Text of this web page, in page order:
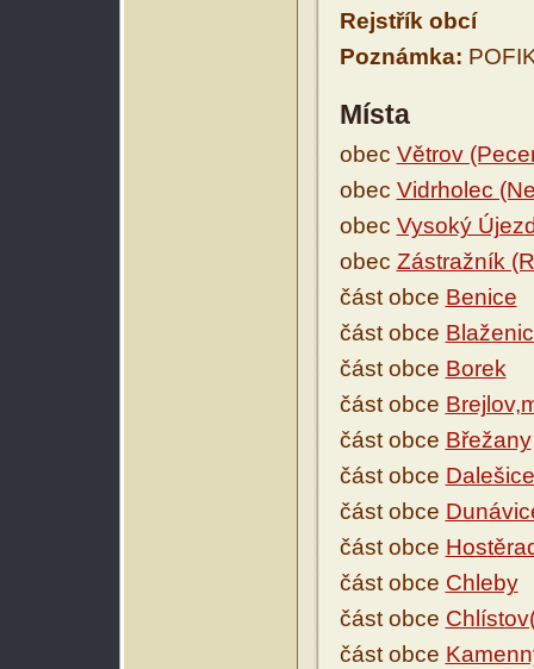
Rejstřík obcí
Poznámka:
Místa
obec Větrov
obec Vidrholec
obec Vysoký
obec Zástražník
část obce Benice
část obce
část obce Borek
část obce
část obce Břežany
část obce Dalešice
část obce
část obce
část obce Chleby
část obce
část obce